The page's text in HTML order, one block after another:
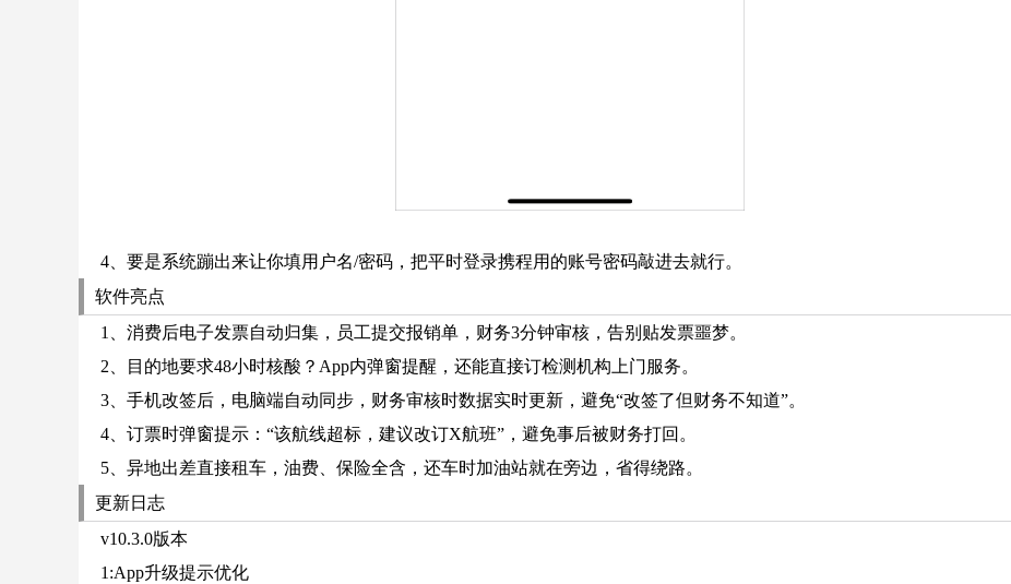
4、要是系统蹦出来让你填用户名/密码，把平时登录携程用的账号密码敲进去就行。
软件亮点
1、消费后电子发票自动归集，员工提交报销单，财务3分钟审核，告别贴发票噩梦。
2、目的地要求48小时核酸？App内弹窗提醒，还能直接订检测机构上门服务。
3、手机改签后，电脑端自动同步，财务审核时数据实时更新，避免“改签了但财务不知道”。
4、订票时弹窗提示：“该航线超标，建议改订X航班”，避免事后被财务打回。
5、异地出差直接租车，油费、保险全含，还车时加油站就在旁边，省得绕路。
更新日志
v10.3.0版本
1:App升级提示优化